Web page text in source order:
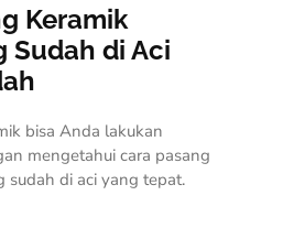
Keramik
Sudah di Aci
bisa Anda lakukan
mengetahui cara pasang
sudah di aci yang tepat.